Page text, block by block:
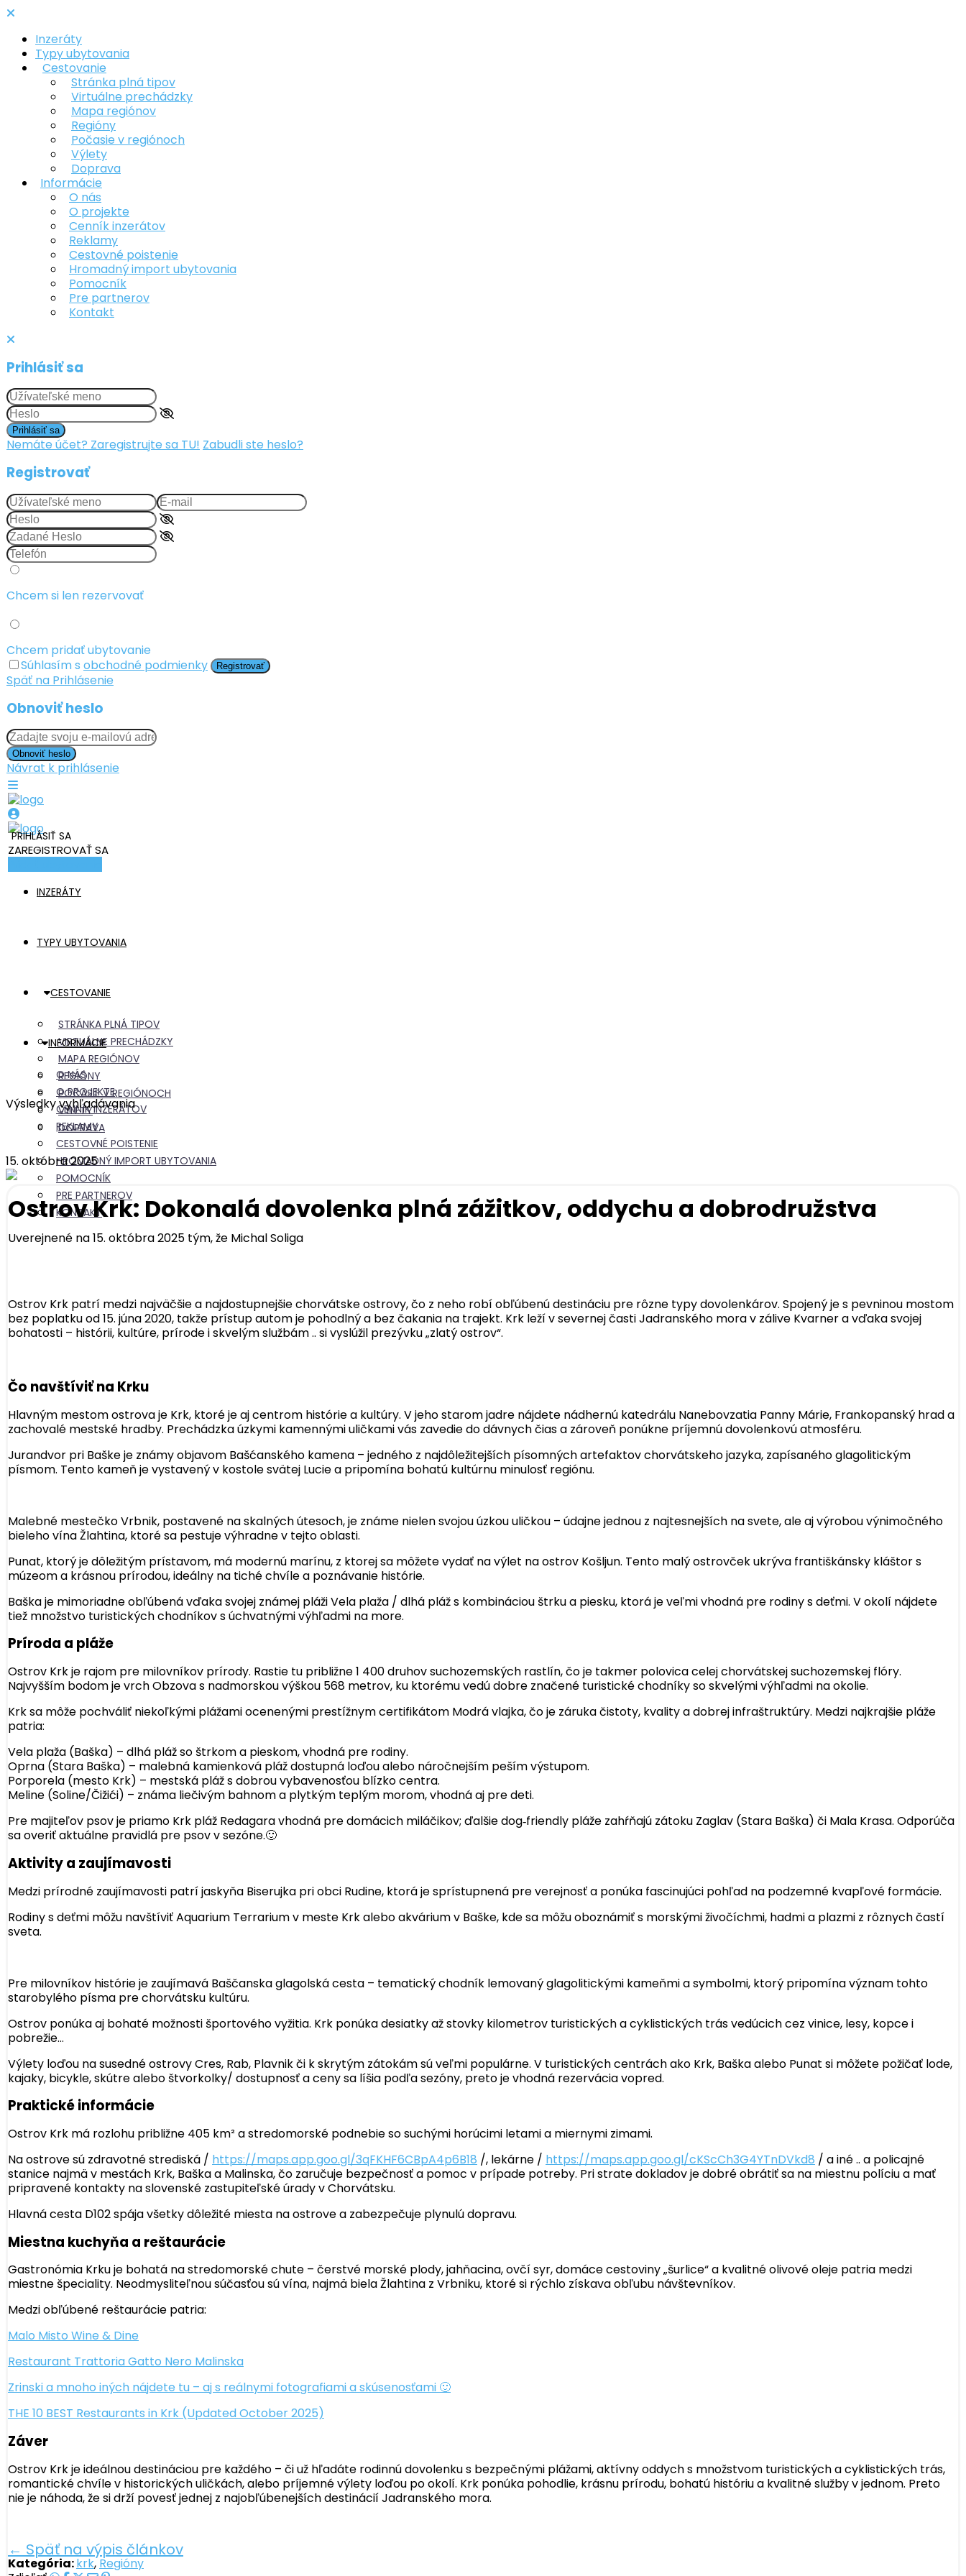
Inzeráty
Typy ubytovania
Cestovanie
Stránka plná tipov
Virtuálne prechádzky
Mapa regiónov
Regióny
Počasie v regiónoch
Výlety
Doprava
Informácie
O nás
O projekte
Cenník inzerátov
Reklamy
Cestovné poistenie
Hromadný import ubytovania
Pomocník
Pre partnerov
Kontakt
Prihlásiť sa
Prihlásiť sa
Nemáte účet? Zaregistrujte sa TU! Zabudli ste heslo?
Registrovať
Chcem si len rezervovať
Chcem pridať ubytovanie
Súhlasím s obchodné podmienky Registrovať
Späť na Prihlásenie
Obnoviť heslo
Obnoviť heslo
Návrat k prihlásenie
PRIHLÁSIŤ SA
ZAREGISTROVAŤ SA
INZERÁTY
TYPY UBYTOVANIA
CESTOVANIE
STRÁNKA PLNÁ TIPOV
VIRTUÁLNE PRECHÁDZKY
MAPA REGIÓNOV
REGIÓNY
POČASIE V REGIÓNOCH
VÝLETY
DOPRAVA
INFORMÁCIE
O NÁS
O PROJEKTE
CENNÍK INZERÁTOV
REKLAMY
CESTOVNÉ POISTENIE
HROMADNÝ IMPORT UBYTOVANIA
POMOCNÍK
PRE PARTNEROV
KONTAKT
Výsledky vyhľadávania
15. októbra 2025
Ostrov Krk: Dokonalá dovolenka plná zážitkov, oddychu a dobrodružstva
Uverejnené na 15. októbra 2025 tým, že Michal Soliga
Ostrov Krk patrí medzi najväčšie a najdostupnejšie chorvátske ostrovy, čo z neho robí obľúbenú destináciu pre rôzne typy dovolenkárov. Spojený je s pevninou mostom
bez poplatku od 15. júna 2020, takže prístup autom je pohodlný a bez čakania na trajekt. Krk leží v severnej časti Jadranského mora v zálive Kvarner a vďaka svojej
bohatosti – histórii, kultúre, prírode i skvelým službám .. si vyslúžil prezývku „zlatý ostrov“.
Čo navštíviť na Krku
Hlavným mestom ostrova je Krk, ktoré je aj centrom histórie a kultúry. V jeho starom jadre nájdete nádhernú katedrálu Nanebovzatia Panny Márie, Frankopanský hrad a
zachovalé mestské hradby. Prechádzka úzkymi kamennými uličkami vás zavedie do dávnych čias a zároveň ponúkne príjemnú dovolenkovú atmosféru.
Jurandvor pri Baške je známy objavom Bašćanského kamena – jedného z najdôležitejších písomných artefaktov chorvátskeho jazyka, zapísaného glagolitickým
písmom. Tento kameň je vystavený v kostole svätej Lucie a pripomína bohatú kultúrnu minulosť regiónu.
Malebné mestečko Vrbnik, postavené na skalných útesoch, je známe nielen svojou úzkou uličkou – údajne jednou z najtesnejších na svete, ale aj výrobou výnimočného
bieleho vína Žlahtina, ktoré sa pestuje výhradne v tejto oblasti.
Punat, ktorý je dôležitým prístavom, má modernú marínu, z ktorej sa môžete vydať na výlet na ostrov Košljun. Tento malý ostrovček ukrýva františkánsky kláštor s
múzeom a krásnou prírodou, ideálny na tiché chvíle a poznávanie histórie.
Baška je mimoriadne obľúbená vďaka svojej známej pláži Vela plaža / dlhá pláž s kombináciou štrku a piesku, ktorá je veľmi vhodná pre rodiny s deťmi. V okolí nájdete
tiež množstvo turistických chodníkov s úchvatnými výhľadmi na more.
Príroda a pláže
Ostrov Krk je rajom pre milovníkov prírody. Rastie tu približne 1 400 druhov suchozemských rastlín, čo je takmer polovica celej chorvátskej suchozemskej flóry.
Najvyšším bodom je vrch Obzova s nadmorskou výškou 568 metrov, ku ktorému vedú dobre značené turistické chodníky so skvelými výhľadmi na okolie.
Krk sa môže pochváliť niekoľkými plážami ocenenými prestížnym certifikátom Modrá vlajka, čo je záruka čistoty, kvality a dobrej infraštruktúry. Medzi najkrajšie pláže
patria:
Vela plaža (Baška) – dlhá pláž so štrkom a pieskom, vhodná pre rodiny.
Oprna (Stara Baška) – malebná kamienková pláž dostupná loďou alebo náročnejším peším výstupom.
Porporela (mesto Krk) – mestská pláž s dobrou vybavenosťou blízko centra.
Meline (Soline/Čižići) – známa liečivým bahnom a plytkým teplým morom, vhodná aj pre deti.
Pre majiteľov psov je priamo Krk pláž Redagara vhodná pre domácich miláčikov; ďalšie dog‑friendly pláže zahŕňajú zátoku Zaglav (Stara Baška) či Mala Krasa. Odporúča
sa overiť aktuálne pravidlá pre psov v sezóne.🙂
Aktivity a zaujímavosti
Medzi prírodné zaujímavosti patrí jaskyňa Biserujka pri obci Rudine, ktorá je sprístupnená pre verejnosť a ponúka fascinujúci pohľad na podzemné kvapľové formácie.
Rodiny s deťmi môžu navštíviť Aquarium Terrarium v meste Krk alebo akvárium v Baške, kde sa môžu oboznámiť s morskými živočíchmi, hadmi a plazmi z rôznych častí
sveta.
Pre milovníkov histórie je zaujímavá Baščanska glagolská cesta – tematický chodník lemovaný glagolitickými kameňmi a symbolmi, ktorý pripomína význam tohto
starobylého písma pre chorvátsku kultúru.
Ostrov ponúka aj bohaté možnosti športového vyžitia. Krk ponúka desiatky až stovky kilometrov turistických a cyklistických trás vedúcich cez vinice, lesy, kopce i
pobrežie…
Výlety loďou na susedné ostrovy Cres, Rab, Plavnik či k skrytým zátokám sú veľmi populárne. V turistických centrách ako Krk, Baška alebo Punat si môžete požičať lode,
kajaky, bicykle, skútre alebo štvorkolky/ dostupnosť a ceny sa líšia podľa sezóny, preto je vhodná rezervácia vopred.
Praktické informácie
Ostrov Krk má rozlohu približne 405 km² a stredomorské podnebie so suchými horúcimi letami a miernymi zimami.
Na ostrove sú zdravotné strediská / https://maps.app.goo.gl/3qFKHF6CBpA4p6B18 /, lekárne / https://maps.app.goo.gl/cKScCh3G4YTnDVkd8 / a iné .. a policajné
stanice najmä v mestách Krk, Baška a Malinska, čo zaručuje bezpečnosť a pomoc v prípade potreby. Pri strate dokladov je dobré obrátiť sa na miestnu políciu a mať
pripravené kontakty na slovenské zastupiteľské úrady v Chorvátsku.
Hlavná cesta D102 spája všetky dôležité miesta na ostrove a zabezpečuje plynulú dopravu.
Miestna kuchyňa a reštaurácie
Gastronómia Krku je bohatá na stredomorské chute – čerstvé morské plody, jahňacina, ovčí syr, domáce cestoviny „šurlice“ a kvalitné olivové oleje patria medzi
miestne špeciality. Neodmysliteľnou súčasťou sú vína, najmä biela Žlahtina z Vrbniku, ktoré si rýchlo získava obľubu návštevníkov.
Medzi obľúbené reštaurácie patria:
Malo Misto Wine & Dine
Restaurant Trattoria Gatto Nero Malinska
Zrinski a mnoho iných nájdete tu – aj s reálnymi fotografiami a skúsenosťami 🙂
THE 10 BEST Restaurants in Krk (Updated October 2025)
Záver
Ostrov Krk je ideálnou destináciou pre každého – či už hľadáte rodinnú dovolenku s bezpečnými plážami, aktívny oddych s množstvom turistických a cyklistických trás,
romantické chvíle v historických uličkách, alebo príjemné výlety loďou po okolí. Krk ponúka pohodlie, krásnu prírodu, bohatú históriu a kvalitné služby v jednom. Preto
nie je náhoda, že si drží povesť jednej z najobľúbenejších destinácií Jadranského mora.
← Späť na výpis článkov
Kategória:krk,Regióny